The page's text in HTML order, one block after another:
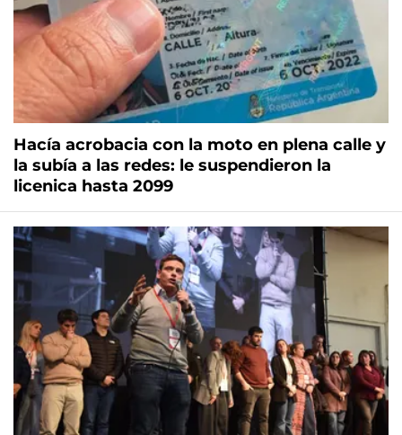
Hacía acrobacia con la moto en plena calle y
la subía a las redes: le suspendieron la
licenica hasta 2099